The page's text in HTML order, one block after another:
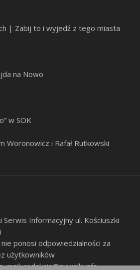
| Zabij to i wyjedź z tego miasta
na Nowo
w SOK
Woronowicz i Rafał Rutkowski
Serwis Informacyjny ul. Kościuszki
ponosi odpowiedzialności za
użytkowników
mail:redakcja@suwalki.info,